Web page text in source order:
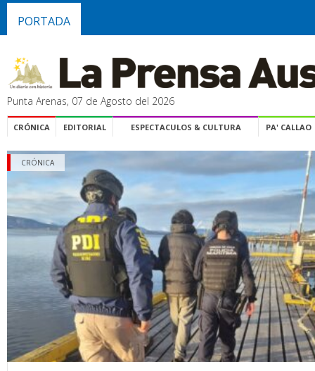
PORTADA
Punta Arenas, 07 de Agosto del 2026
CRÓNICA EDITORIAL ESPECTACULOS & CULTURA PA' CALLAO
CRÓNICA